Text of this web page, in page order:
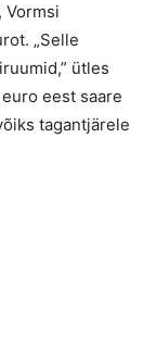
Vormsi
„Selle
ütles
eest saare
tagantjärele